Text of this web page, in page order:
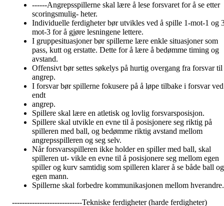
------Angrepsspillerne skal lære å lese forsvaret for å se etter
scoringsmulig- heter.
Individuelle ferdigheter bør utvikles ved å spille 1-mot-1 og
mot-3 for å gjøre lesningene lettere.
I gruppesituasjoner bør spillerne lære enkle situasjoner som
pass, kutt og erstatte. Dette for å lære å bedømme timing og
avstand.
Offensivt bør settes søkelys på hurtig overgang fra forsvar til
angrep.
I forsvar bør spillerne fokusere på å løpe tilbake i forsvar ved
endt
angrep.
Spillere skal lære en atletisk og lovlig forsvarsposisjon.
Spillere skal utvikle en evne til å posisjonere seg riktig på
spilleren med ball, og bedømme riktig avstand mellom
angrepsspilleren og seg selv.
Når forsvarsspilleren ikke holder en spiller med ball, skal
spilleren ut- vikle en evne til å posisjonere seg mellom egen
spiller og kurv samtidig som spilleren klarer å se både ball og
egen mann.
Spillerne skal forbedre kommunikasjonen mellom hverandre.
----------------------------Tekniske ferdigheter (harde ferdigheter)